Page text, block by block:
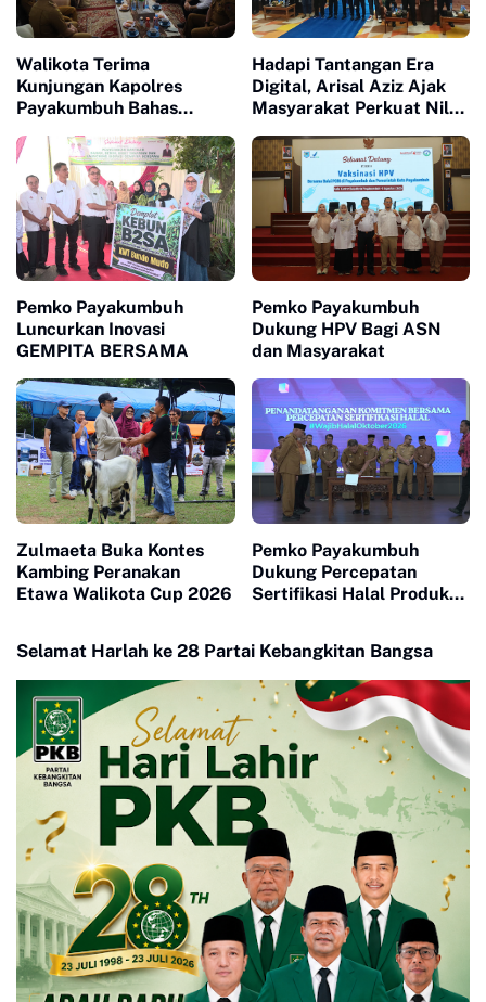
Walikota Terima
Kunjungan Kapolres
Payakumbuh Bahas
Hankamtibmas
Hadapi Tantangan Era
Digital, Arisal Aziz Ajak
Masyarakat Perkuat Nilai
Pemko Payakumbuh
Luncurkan Inovasi
GEMPITA BERSAMA
Pemko Payakumbuh
Dukung HPV Bagi ASN
dan Masyarakat
Zulmaeta Buka Kontes
Kambing Peranakan
Etawa Walikota Cup 2026
Pemko Payakumbuh
Dukung Percepatan
Sertifikasi Halal Produk
Selamat Harlah ke 28 Partai Kebangkitan Bangsa